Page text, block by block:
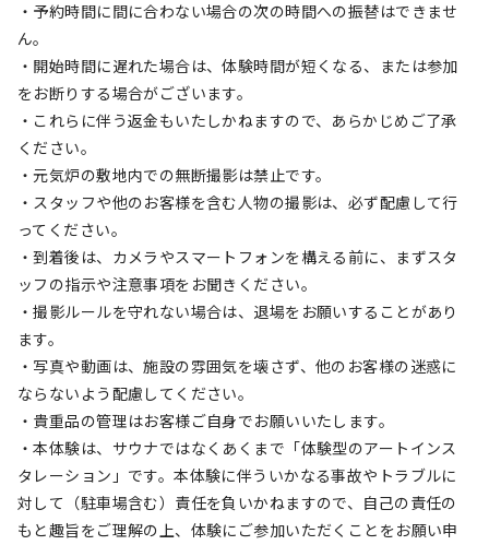
・予約時間に間に合わない場合の次の時間への振替はできませ
ん。
・開始時間に遅れた場合は、体験時間が短くなる、または参加
をお断りする場合がございます。
・これらに伴う返金もいたしかねますので、あらかじめご了承
ください。
・元気炉の敷地内での無断撮影は禁止です。
・スタッフや他のお客様を含む人物の撮影は、必ず配慮して行
ってください。
・到着後は、カメラやスマートフォンを構える前に、まずスタ
ッフの指示や注意事項をお聞きください。
・撮影ルールを守れない場合は、退場をお願いすることがあり
ます。
・写真や動画は、施設の雰囲気を壊さず、他のお客様の迷惑に
ならないよう配慮してください。
・貴重品の管理はお客様ご自身でお願いいたします。
・本体験は、サウナではなくあくまで「体験型のアートインス
タレーション」です。本体験に伴ういかなる事故やトラブルに
対して（駐車場含む）責任を負いかねますので、自己の責任の
もと趣旨をご理解の上、体験にご参加いただくことをお願い申